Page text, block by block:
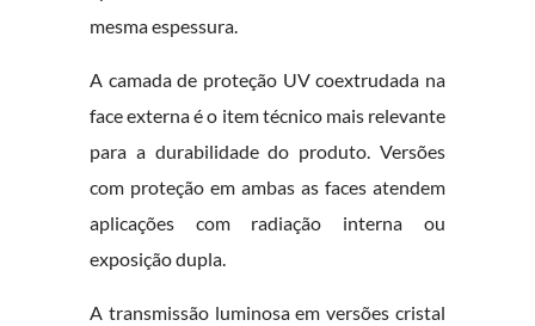
mesma espessura.
A camada de proteção UV coextrudada na
face externa é o item técnico mais relevante
para a durabilidade do produto. Versões
com proteção em ambas as faces atendem
aplicações com radiação interna ou
exposição dupla.
A transmissão luminosa em versões cristal